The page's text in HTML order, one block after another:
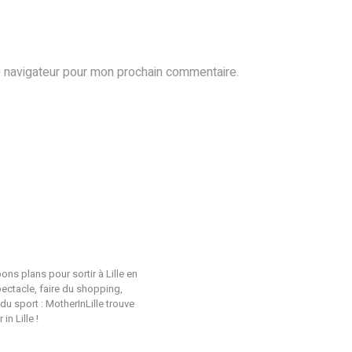
pour mon prochain commentaire.
plans pour sortir à Lille en
faire du shopping,
sport : MotherInLille trouve
in Lille !